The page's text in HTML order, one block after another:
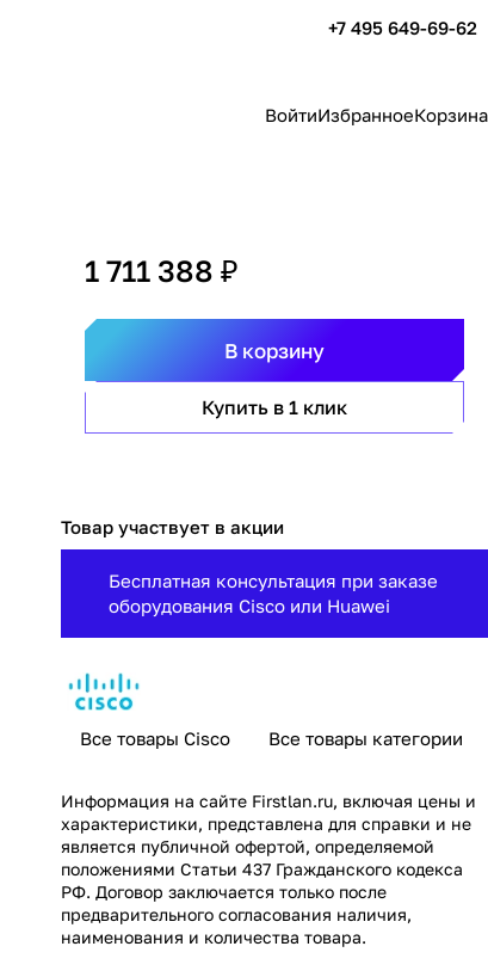
+7 495 649-69-62
ВойтиИзбранноеКорзина
1 711 388 ₽
В корзину
Купить в 1 клик
Товар участвует в акции
Бесплатная консультация при заказе
оборудования Cisco или Huawei
Все товары Cisco Все товары категории
Информация на сайте Firstlan.ru, включая цены и
характеристики, представлена для справки и не
является публичной офертой, определяемой
положениями Статьи 437 Гражданского кодекса
РФ. Договор заключается только после
предварительного согласования наличия,
наименования и количества товара.